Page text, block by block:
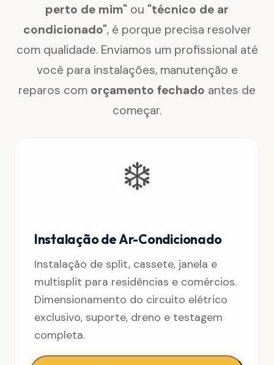
perto de mim" ou "técnico de ar
condicionado", é porque precisa resolver
com qualidade. Enviamos um profissional até
você para instalações, manutenção e
reparos com orçamento fechado antes de
começar.
❄️
Instalação de Ar-Condicionado
Instalação de split, cassete, janela e
multisplit para residências e comércios.
Dimensionamento do circuito elétrico
exclusivo, suporte, dreno e testagem
completa.